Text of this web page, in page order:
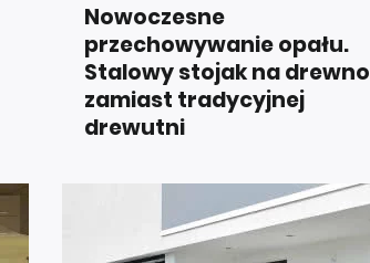
Nowoczesne
przechowywanie opału.
Stalowy stojak na drewno
zamiast tradycyjnej
drewutni